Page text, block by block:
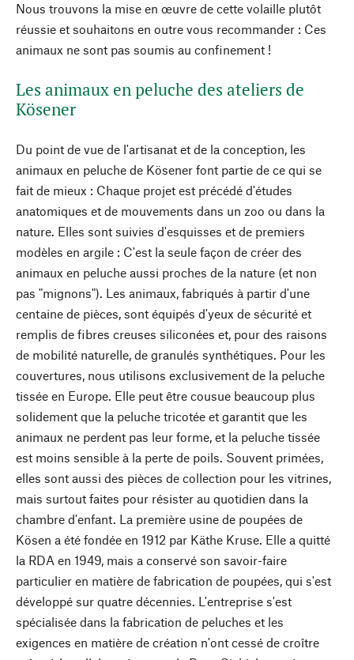
Nous trouvons la mise en œuvre de cette volaille plutôt
réussie et souhaitons en outre vous recommander : Ces
animaux ne sont pas soumis au confinement !
Les animaux en peluche des ateliers de
Kösener
Du point de vue de l'artisanat et de la conception, les
animaux en peluche de Kösener font partie de ce qui se
fait de mieux : Chaque projet est précédé d'études
anatomiques et de mouvements dans un zoo ou dans la
nature. Elles sont suivies d'esquisses et de premiers
modèles en argile : C'est la seule façon de créer des
animaux en peluche aussi proches de la nature (et non
pas "mignons"). Les animaux, fabriqués à partir d'une
centaine de pièces, sont équipés d'yeux de sécurité et
remplis de fibres creuses siliconées et, pour des raisons
de mobilité naturelle, de granulés synthétiques. Pour les
couvertures, nous utilisons exclusivement de la peluche
tissée en Europe. Elle peut être cousue beaucoup plus
solidement que la peluche tricotée et garantit que les
animaux ne perdent pas leur forme, et la peluche tissée
est moins sensible à la perte de poils. Souvent primées,
elles sont aussi des pièces de collection pour les vitrines,
mais surtout faites pour résister au quotidien dans la
chambre d'enfant. La première usine de poupées de
Kösen a été fondée en 1912 par Käthe Kruse. Elle a quitté
la RDA en 1949, mais a conservé son savoir-faire
particulier en matière de fabrication de poupées, qui s'est
développé sur quatre décennies. L'entreprise s'est
spécialisée dans la fabrication de peluches et les
exigences en matière de création n'ont cessé de croître